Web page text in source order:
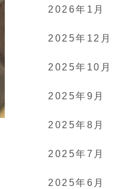
2026年1月
2025年12月
2025年10月
2025年9月
2025年8月
2025年7月
2025年6月